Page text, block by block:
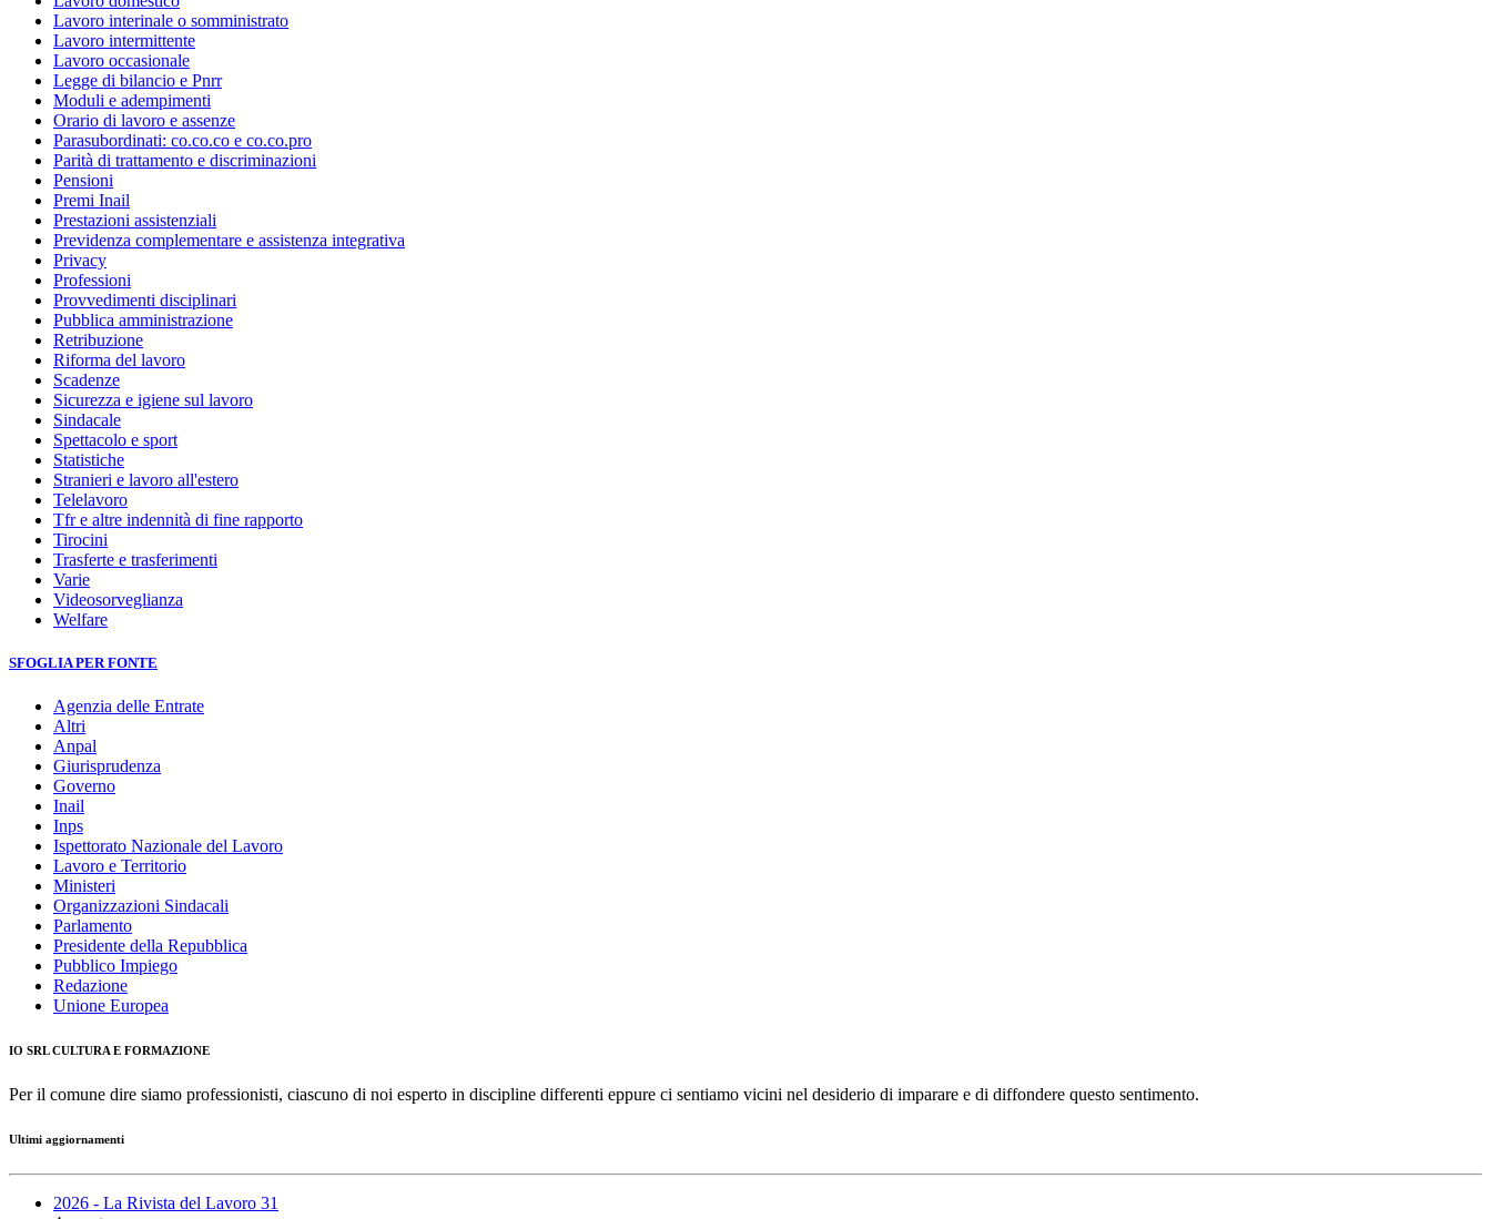
Lavoro interinale o somministrato
Lavoro intermittente
Lavoro occasionale
Legge di bilancio e Pnrr
Moduli e adempimenti
Orario di lavoro e assenze
Parasubordinati: co.co.co e co.co.pro
Parità di trattamento e discriminazioni
Pensioni
Premi Inail
Prestazioni assistenziali
Previdenza complementare e assistenza integrativa
Privacy
Professioni
Provvedimenti disciplinari
Pubblica amministrazione
Retribuzione
Riforma del lavoro
Scadenze
Sicurezza e igiene sul lavoro
Sindacale
Spettacolo e sport
Statistiche
Stranieri e lavoro all'estero
Telelavoro
Tfr e altre indennità di fine rapporto
Tirocini
Trasferte e trasferimenti
Varie
Videosorveglianza
Welfare
SFOGLIA PER FONTE
Agenzia delle Entrate
Altri
Anpal
Giurisprudenza
Governo
Inail
Inps
Ispettorato Nazionale del Lavoro
Lavoro e Territorio
Ministeri
Organizzazioni Sindacali
Parlamento
Presidente della Repubblica
Pubblico Impiego
Redazione
Unione Europea
IO SRL CULTURA E FORMAZIONE
Per il comune dire siamo professionisti, ciascuno di noi esperto in discipline differenti eppure ci sentiamo vicini nel desiderio di imparare e di diffondere questo sentimento.
Ultimi aggiornamenti
2026 - La Rivista del Lavoro 31